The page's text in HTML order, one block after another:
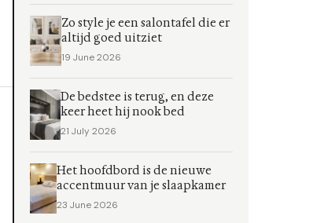
Zo style je een salontafel die er
altijd goed uitziet
19 June 2026
De bedstee is terug, en deze
keer heet hij nook bed
21 July 2026
Het hoofdbord is de nieuwe
accentmuur van je slaapkamer
23 June 2026